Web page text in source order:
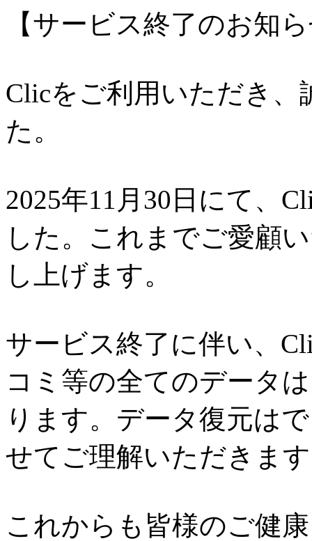
【サービス終了のお知
Clicをご利用いただき
た。
2025年11月30日にて、
した。これまでご愛顧
し上げます。
サービス終了に伴い、
コミ等の全てのデータ
ります。データ復元は
せてご理解いただきま
これからも皆様のご健